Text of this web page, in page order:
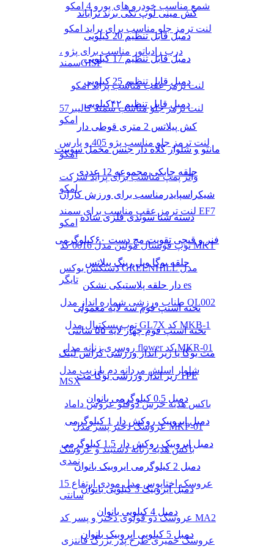
شمع مناسب خودرو های یورو 4 امکو
لنت ترمز جلو مناسب برای پراید امکو
درب رادیاتور مناسب برای پژو ،
سمندGISP
لنت ترمز عقب مناسب پراید امکو
لنت ترمز جلو مناسب سمند کالیبر57
امکو
لنت ترمز جلو مناسب پژو 405 و پارس
امکو
واتر پمپ مناسب برای پراید شرکت
امکو
لنت ترمز عقب مناسب برای سمند EF7
امکو
توپ فوتسال مولتن مدل 0016 کد MKT
دستکش بوکس GREENHILL مدل
تایگر
طناب ورزشی شماره انداز مدل QL002
توپ بسکتبال مدل GL7X کد MKB-1
روسری زنانه مدل flower کد MKR-01
شلوار اسلش مردانه دم پا زیپ مدل
MSX
باکس هدیه خرس دوقلو عروس داماد
عروسک دختر پسر مدل MKP-01
باکس هدیه زنانه دستبند و عروسک
نمدی
عروسک اختاپوس مدل مودی ارتفاع 15
سانتی
عروسک دو قولوی دختر و پسر کد MA2
عروسک خمیری طرح پدر بزرگ فانتزی
کش مینی لوپ تکی برند تراباند
دمبل قابل تنظیم 20 کیلویی
دمبل قابل تنظیم 17 کیلویی
دمبل قابل تنظیم 25 کیلویی
دمبل قابل تنظیم ۴۲کیلویی
کش پیلاتس 2 متری قوطی دار
مانتو و شلوار کلاه دار جنس مخمل سوییت
حلقه چابکی مجموعه 12 عددی
شیکراسپایدرمناسب برای ورزش کاران
دسته شنا سوئدی فلزی ساده
فنر و قیچی تقویت مچ دست ۶۰کیلوگرمی
حلقه یوگا ویل رینگ پیلاتس
دار حلقه پلاستیکی نشکن es
تخته استپ فوم سه لایه معمولی
تخته استپ فوم چهار لایه ۵۵ سانتی
مت یوگا یا زیر انداز ورزشی کراس لینک
زیر انداز ورزشی یوگا مت TPE
دمبل 0.5 کیلوگرمی بانوان
دمبل ایروبیک روکش‌ دار 1 کیلوگرمی
دمبل ایروبیک روکش‌ دار 1.5 کیلوگرمی
دمبل 2 کیلوگرمی ایروبیک بانوان
دمبل ایروبیک 3 کیلویی بانوان
دمبل 4 کیلویی بانوان
دمبل 5 کیلویی ایروبیک بانوان